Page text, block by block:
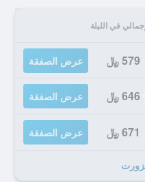
في الليلة
579 ﷼ عرض الصفقة
646 ﷼ عرض الصفقة
671 ﷼ عرض الصفقة